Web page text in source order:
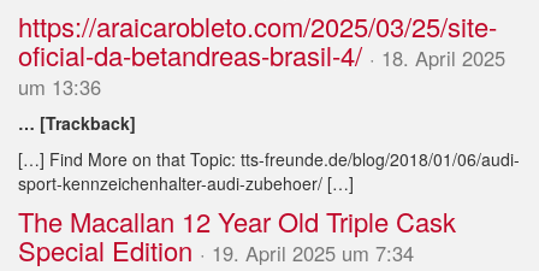
https://araicarobleto.com/2025/03/25/site-
oficial-da-betandreas-brasil-4/ · 18. April 2025
um 13:36
… [Trackback]
[…] Find More on that Topic: tts-freunde.de/blog/2018/01/06/audi-
sport-kennzeichenhalter-audi-zubehoer/ […]
The Macallan 12 Year Old Triple Cask
Special Edition · 19. April 2025 um 7:34